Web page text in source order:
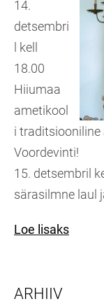
14.
detsembri
l kell
18.00
Hiiumaa
ametikool
i
Voordevinti!
15. detsembril
särasilmne laul
Loe lisaks
ARHIIV